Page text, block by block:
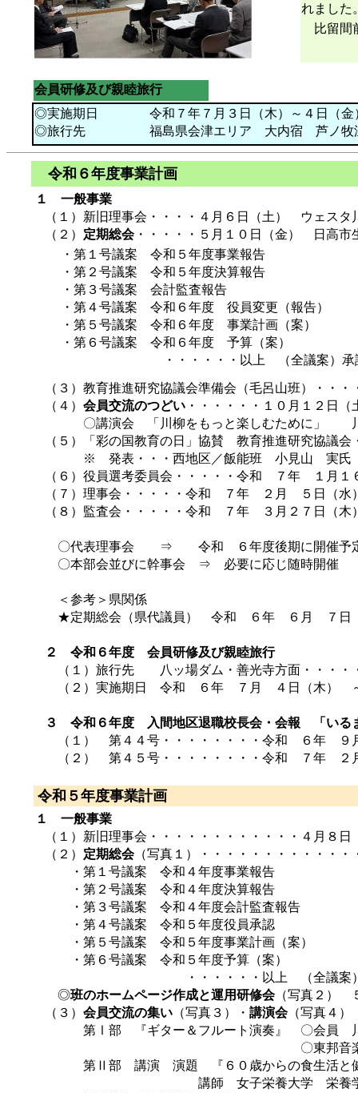
れました
比留間
会員研修及び親睦旅行
◎実施期日 令和７年７月３日（木）～４日
◎旅行先 福島県会津エリア 大内宿 芦ノ牧
令和６年度事業計画
１ 一般事業
（１）新旧理事会・・・・４月６日（土） ウェスタ
（２） 定期総会・・・・・５月１０日（金） 日高
・第１号議案 令和５年度事業報告
・第２号議案 令和５年度決算報告
・第３号議案 会計監査報告
・第４号議案 令和６年度 役員変更（報告）
・第５号議案 令和６年度 事業計画（案）
・第６号議案 令和６年度 予算（案）
・・・・・・以上 （全議案）承
（３）教育推進研究協議会準備会（毛呂山班）・・
（４） 会員交流のつどい ・・・・・・１０月１２日
〇講演会 「川柳をもっと楽しむために」
（５）「彩の国教育の日」協賛 教育推進研究協議
※ 発表・・・西地区／飯能班 小見山 実氏 「
（６）役員選考委員会・・・・・令和 ７年 １月１
（７）理事会・・・・・令和 ７年 ２月 ５日（水
（８）監査会・・・・・令和 ７年 ３月２７日（木
〇代表理事会 ⇒ 令和 ６年度後期に開催予
〇本部会並びに幹事会 ⇒ 必要に応じ随時開催
＜参考＞県関係
★定期総会（県代議員） 令和 ６年 ６月 ７日（
２ 令和６年度 会員研修及び親睦旅行
（１）旅行先
八ッ場ダム・善光寺方面・・・・
（２）実施期日 令和 ６年 ７月 ４日（木） ～５
３ 令和６年度 入間地区退職校長会・会報 「いる
（１） 第４４号・・・・・・・・令和 ６年 ９
（２） 第４５号・・・・・・・・令和 ７年
令和５年度事業計画
１ 一般事業
（１）新旧理事会・・・・・・・・・・・・４月８
（２） 定期総会（写真１）・・・・・・・・・・・
・第１号議案 令和４年度事業報告
・第２号議案 令和４年度決算報告
・第３号議案 令和４年度会計監査報告
・第４号議案 令和５年度役員承認
・第５号議案 令和５年度事業計画（案）
・第６号議案 令和５年度予算（案）
・・・・・・以上 （全議案）
◎班のホームページ作成と運用研修会（写真２）
（３） 会員交流の集い （写真３）・ 講演会（写真４
第Ⅰ部 『ギター＆フルート演奏』 〇会
〇東邦音楽大学 ３年
第Ⅱ部 講演 演題 『６０歳からの食生活と健康
講師 女子栄養大学 栄養学部教